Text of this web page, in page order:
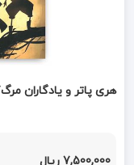
هری پاتر و یادگاران مرگ7(تندیس)
7,500,000 ریال